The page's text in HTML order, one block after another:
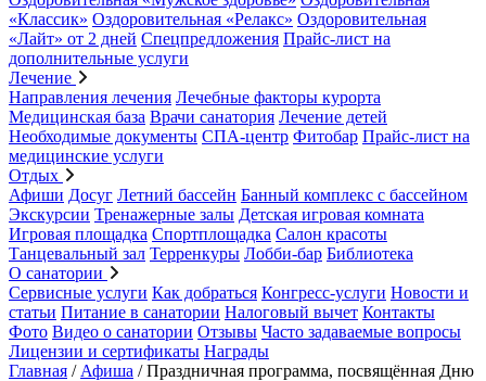
«Классик» Оздоровительная «Релакс» Оздоровительная
«Лайт» от 2 дней Спецпредложения Прайс-лист на
дополнительные услуги
Лечение
Направления лечения Лечебные факторы курорта
Медицинская база Врачи санатория Лечение детей
Необходимые документы СПА-центр Фитобар Прайс-лист на
медицинские услуги
Отдых
Афиши Досуг Летний бассейн Банный комплекс с бассейном
Экскурсии Тренажерные залы Детская игровая комната
Игровая площадка Спортплощадка Салон красоты
Танцевальный зал Терренкуры Лобби-бар Библиотека
О санатории
Сервисные услуги Как добраться Конгресс-услуги Новости и
статьи Питание в санатории Налоговый вычет Контакты
Фото Видео о санатории Отзывы Часто задаваемые вопросы
Лицензии и сертификаты Награды
Главная / Афиша /Праздничная программа, посвящённая Дню